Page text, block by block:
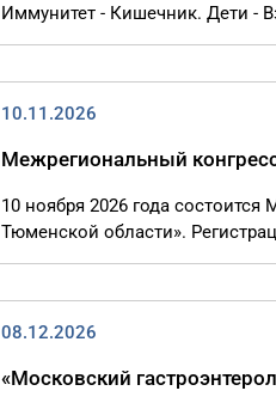
Иммунитет - Кишечник. Дети -
10.11.2026
Межрегиональный
10 ноября 2026 года
Тюменской области».
08.12.2026
«Московский